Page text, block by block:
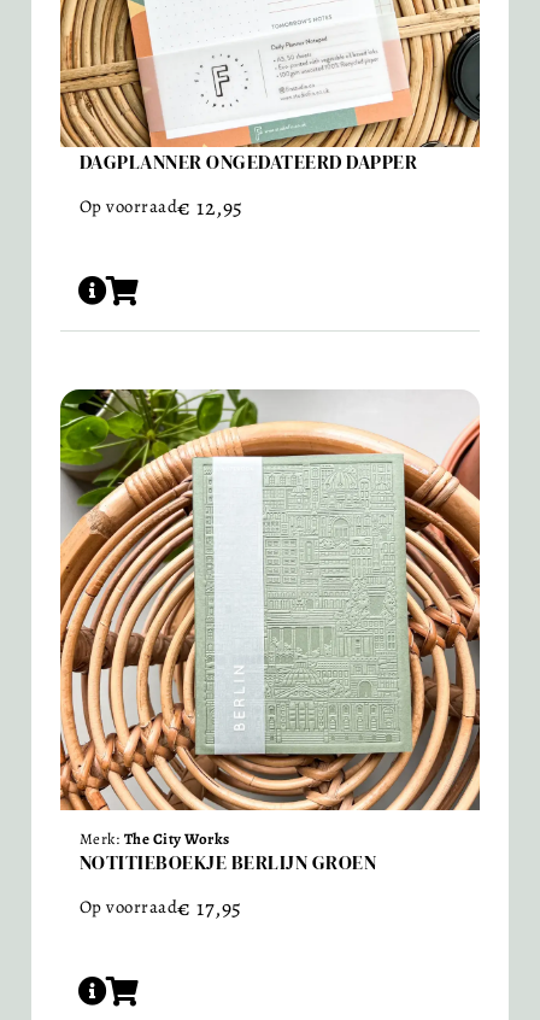
DAGPLANNER ONGEDATEERD DAPPER
Op voorraad€ 12,95
Merk: The City Works
NOTITIEBOEKJE BERLIJN GROEN
Op voorraad€ 17,95